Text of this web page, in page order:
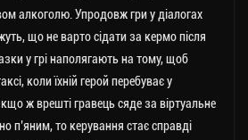
алкоголю. Упродовж гри у діалогах
що не варто сідати за кермо після
у грі наполягають на тому, щоб
коли їхній герой перебуває у
ж врешті гравець сяде за віртуальне
п’яним, то керування стає справді